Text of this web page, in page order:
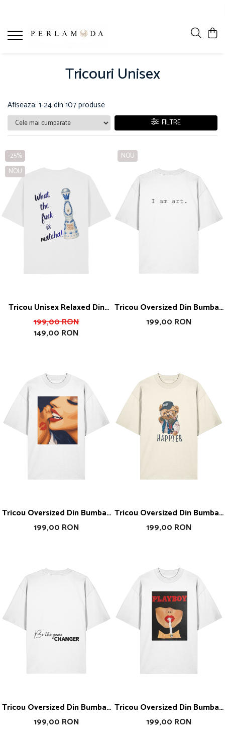
Tricouri Unisex
Afiseaza: 1-24din 107produse
FILTRE
-25%
NOU
Tricou Unisex Relaxed Din
Bumbac Organic What The
Fuck Is Matcha
199,00 RON
149,00 RON
NOU
Tricou Oversized Din Bumbac
Organic I Am Art
199,00 RON
Tricou Oversized Din Bumbac
Organic Kiss
199,00 RON
Tricou Oversized Din Bumbac
Organic Enjoy Happier
199,00 RON
Tricou Oversized Din Bumbac
Organic Be The Game
199,00 RON
Tricou Oversized Din Bumbac
Organic Playboy
199,00 RON